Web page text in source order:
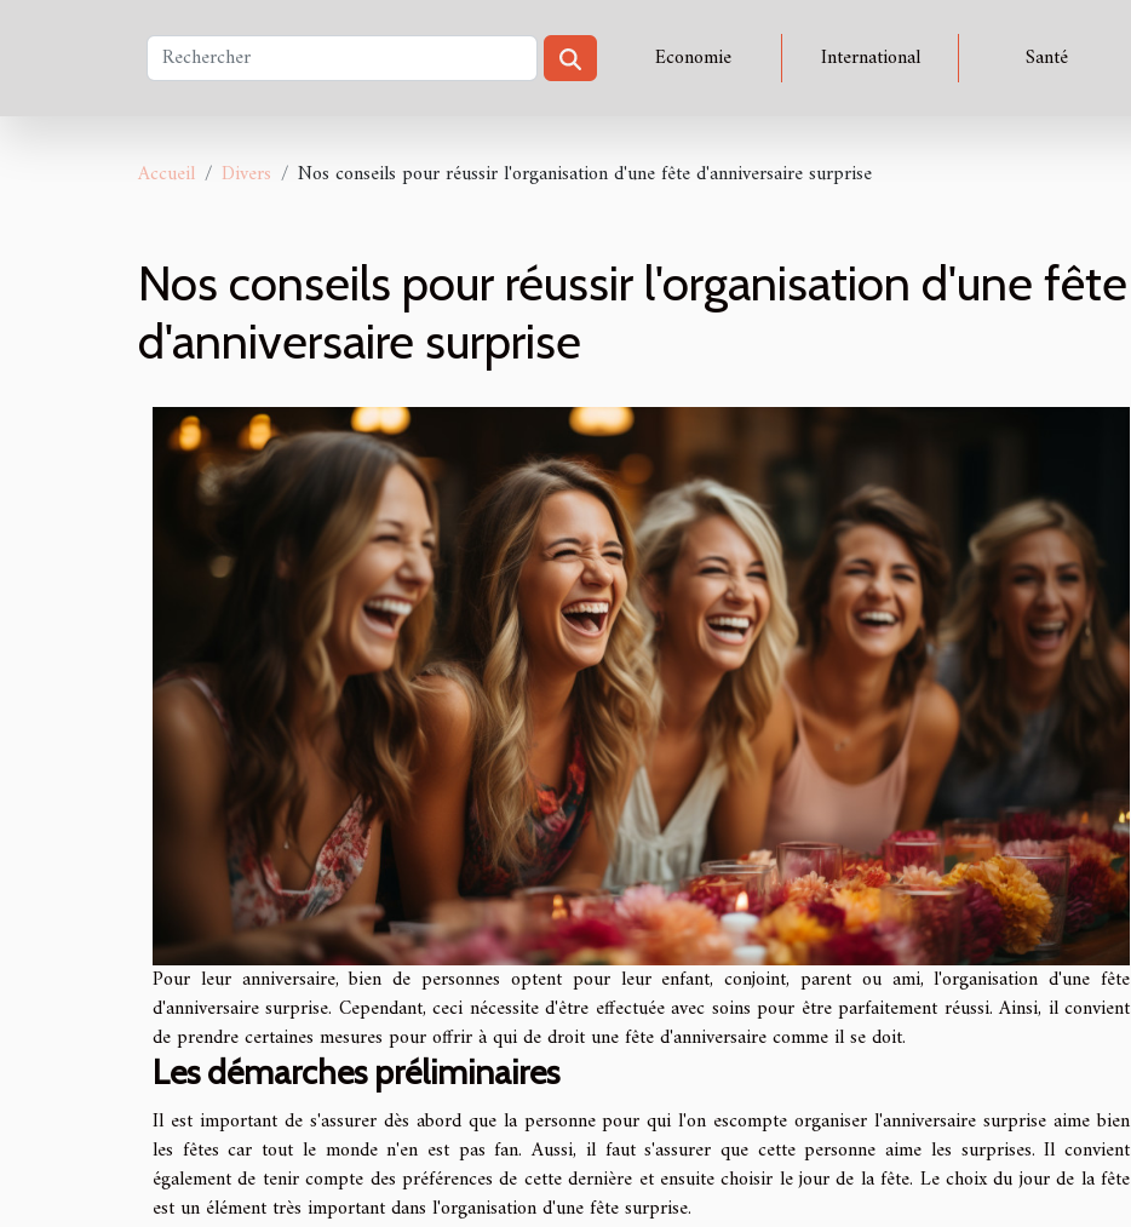
Economie International Santé
Accueil Divers Nos conseils pour réussir l'organisation d'une fête d'anniversaire surprise
Nos conseils pour réussir l'organisation d'une fête
d'anniversaire surprise
Pour leur anniversaire, bien de personnes optent pour leur enfant, conjoint, parent ou ami, l'organisation d'une fête
d'anniversaire surprise. Cependant, ceci nécessite d'être effectuée avec soins pour être parfaitement réussi. Ainsi, il convient
de prendre certaines mesures pour offrir à qui de droit une fête d'anniversaire comme il se doit.
Les démarches préliminaires
Il est important de s'assurer dès abord que la personne pour qui l'on escompte organiser l'anniversaire surprise aime bien
les fêtes car tout le monde n'en est pas fan. Aussi, il faut s'assurer que cette personne aime les surprises. Il convient
également de tenir compte des préférences de cette dernière et ensuite choisir le jour de la fête. Le choix du jour de la fête
est un élément très important dans l'organisation d'une fête surprise.